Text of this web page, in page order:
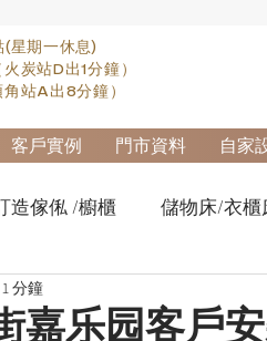
(星期一休息)
炭站D出1分鐘）
站A出8分鐘）
客戶實例 門市資料 自家
造傢俬 /櫥櫃 儲物床/衣櫃
類
嘉乐园客戶
分鐘